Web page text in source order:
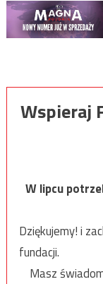
Wspieraj
W lipcu
Dziękujemy! i
fundacji.
Masz